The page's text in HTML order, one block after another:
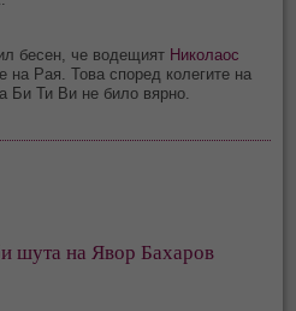
бесен, че водещият Николаос
на Рая. Това според колегите на
Би Ти Ви не било вярно.
шута на Явор Бахаров